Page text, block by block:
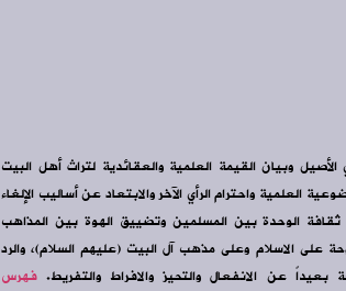
الأصيل وبيان القيمة العلمية والعقائدية لتراث أهل البيت
العلمية واحترام الرأي الآخر والابتعاد عن أساليب الإلغاء
الوحدة بين المسلمين وتضييق الهوة بين المذاهب
على الاسلام وعلى مذهب آل البيت (عليهم السلام)، والرد
بعيداً عن الانفعال والتحيز والافراط والتفريط. فهرس